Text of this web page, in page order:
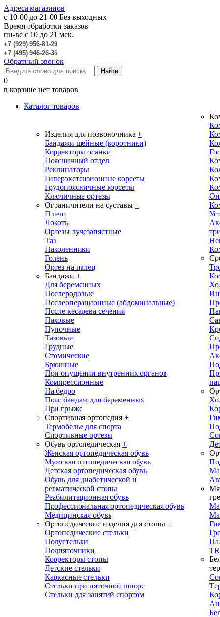
Адреса магазинов
c 10-00 до 21-00 Без выходных
Время обработки заказов
пн-вс с 10 до 21 мск.
+7 (929) 956-81-29
+7 (495) 946-26-36
Обратный звонок
0
в корзине нет товаров
Каталог товаров
Изделия для позвоночника +
Бандажи шейные (воротники)
Корректоры осанки
Поясничный отдел
Реклинаторы
Гиперэкстензионные корсеты
Грудопоясничные корсеты
Ключичные ортезы
Ограничители на суставы +
Плечо
Локоть
Ортезы лучезапястные
Таз
Наколенники
Голень
Ортез на палец
Бандажи +
Для беременных
Послеродовые
Послеоперационные (абдоминальные)
После кесарева сечения
Паховые
Пупочные
Тазовые
Грудные
Стомические
Брюшные
При опущении внутренних органов
Компрессионные
На бедро
Пояс бандаж для беременных
При грыже
Спортивная ортопедия +
Термобелье для спорта
Спортивные ортезы
Обувь ортопедическая +
Женская ортопедическая обувь
Мужская ортопедическая обувь
Детская ортопедическая обувь
Обувь для диабетической и
ревматической стопы
Реабилитационная обувь
Профессиональная ортопедическая обувь
Медицинская обувь
Ортопедические изделия для стопы +
Ортопедические стельки
Полустельки
Подпяточники
Корректоры стопы
Детские стельки
Каркасные стельки
Стельки при пяточной шпоре
Стельки для занятий спортом